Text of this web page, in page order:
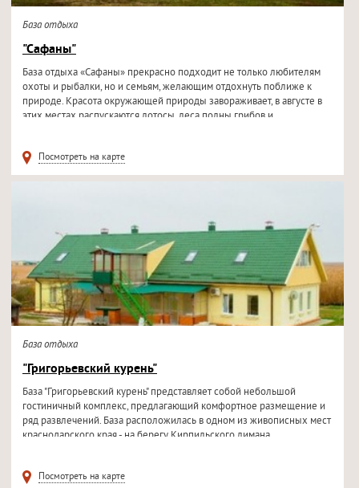
База отдыха
"Сафаны"
База отдыха «Сафаны» прекрасно подходит не только любителям
охоты и рыбалки, но и семьям, желающим отдохнуть поближе к
природе. Красота окружающей природы завораживает, в августе в
этих местах распускаются лотосы, леса полны грибов и...
Посмотреть на карте
База отдыха
"Григорьевский курень"
База "Григорьевский курень" представляет собой небольшой
гостиничный комплекс, предлагающий комфортное размещение и
ряд развлечений. База расположилась в одном из живописных мест
краснодарского края - на берегу Кирпильского лимана.
Посмотреть на карте